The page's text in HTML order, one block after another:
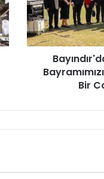
d
ı
r
'
E
u
Bir